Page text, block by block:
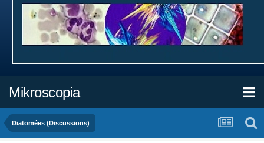
Mikroscopia
Diatomées (Discussions)